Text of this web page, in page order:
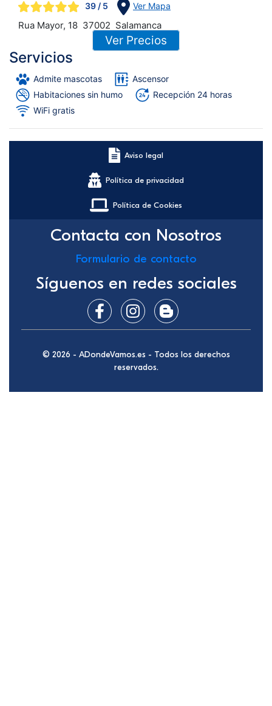
39 / 5 Ver Mapa
Rua Mayor, 18 37002 Salamanca
Ver Precios
Servicios
Admite mascotas
Ascensor
Habitaciones sin humo
Recepción 24 horas
WiFi gratis
Aviso legal
Política de privacidad
Política de Cookies
Contacta con Nosotros
Formulario de contacto
Síguenos en redes sociales
© 2026 - ADondeVamos.es - Todos los derechos
reservados.